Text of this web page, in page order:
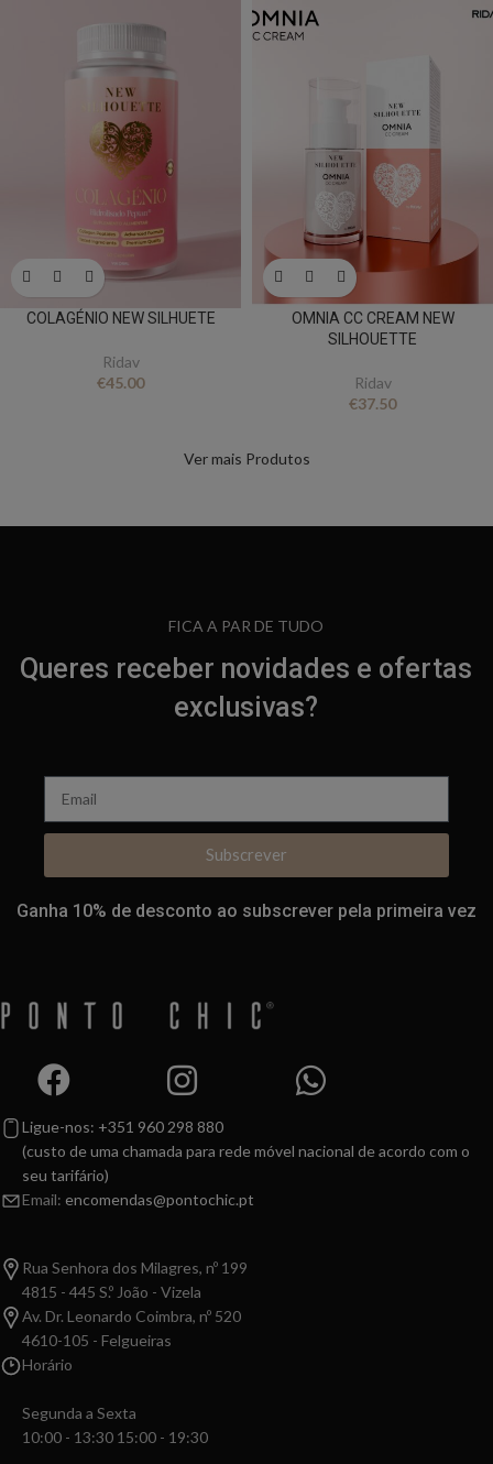
COLAGÉNIO NEW SILHUETE
Ridav
€45.00
OMNIA CC CREAM NEW
SILHOUETTE
Ridav
€37.50
FICA A PAR DE TUDO
Queres receber novidades e ofertas
exclusivas?
Subscrever
Ganha 10% de desconto ao subscrever pela primeira vez
Ligue-nos: +351 960 298 880
(custo de uma chamada para rede móvel nacional de acordo com o
seu tarifário)
Email: encomendas@pontochic.pt
Rua Senhora dos Milagres, nº 199
4815 - 445 S.º João - Vizela
Av. Dr. Leonardo Coimbra, nº 520
4610-105 - Felgueiras
Horário
Segunda a Sexta
10:00 - 13:30 15:00 - 19:30